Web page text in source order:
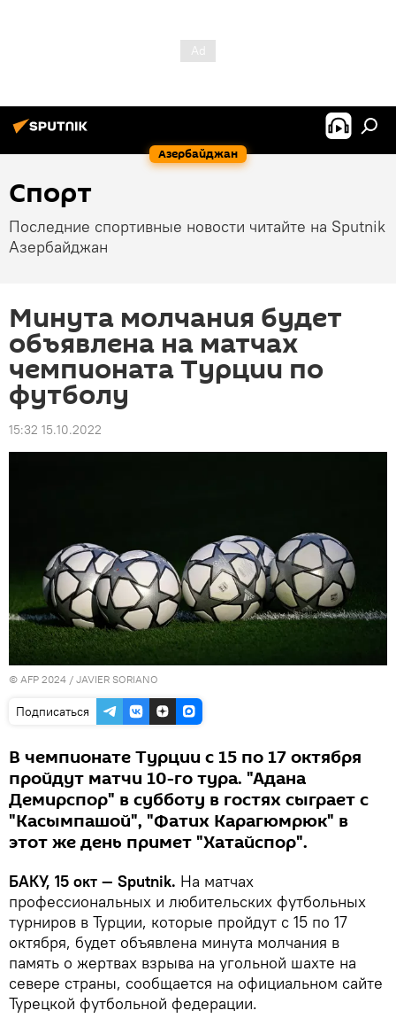
Азербайджан
Спорт
Последние спортивные новости читайте на Sputnik
Азербайджан
Минута молчания будет
объявлена на матчах
чемпионата Турции по
футболу
15:32 15.10.2022
© AFP 2024 / JAVIER SORIANO
Подписаться
В чемпионате Турции с 15 по 17 октября
пройдут матчи 10-го тура. "Адана
Демирспор" в субботу в гостях сыграет с
"Касымпашой", "Фатих Карагюмрюк" в
этот же день примет "Хатайспор".
БАКУ, 15 окт — Sputnik. На матчах
профессиональных и любительских футбольных
турниров в Турции, которые пройдут с 15 по 17
октября, будет объявлена минута молчания в
память о жертвах взрыва на угольной шахте на
севере страны, сообщается на официальном сайте
Турецкой футбольной федерации.